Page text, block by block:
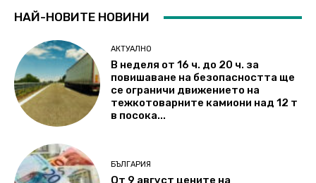
НАЙ-НОВИТЕ НОВИНИ
АКТУАЛНО
В неделя от 16 ч. до 20 ч. за
повишаване на безопасността ще
се ограничи движението на
тежкотоварните камиони над 12 т
в посока...
БЪЛГАРИЯ